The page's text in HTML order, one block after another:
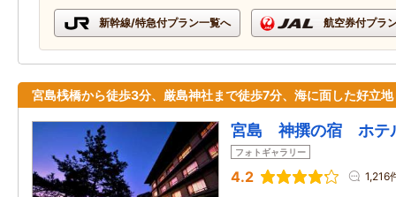
新幹線/特急付プラン一覧へ 航空券付プラ
宮島桟橋から徒歩3分、厳島神社まで徒歩7分、海に面した好立地
宮島 神撰の宿 ホテ
フォトギャラリー
4.2 1,216